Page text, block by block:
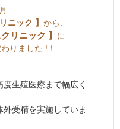
ニック 】 から、
リニック 】 に
りました !！
生殖医療まで幅広く
受精を実施していま